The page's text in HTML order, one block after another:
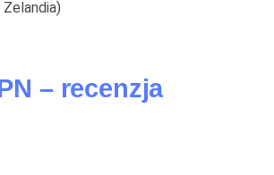
Zelandia)
– recenzja